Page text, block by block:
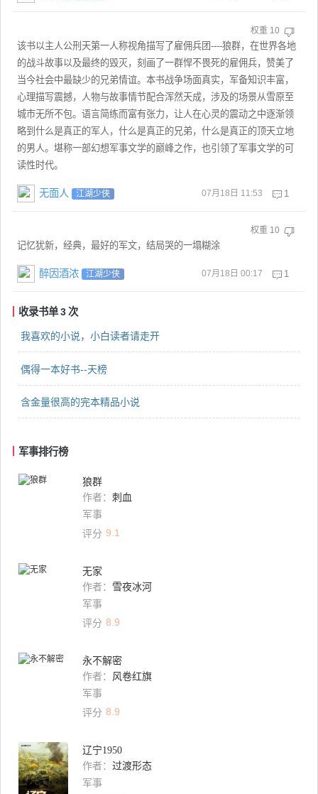
权重 10
该书以主人公刑天第一人称视角描写了雇佣兵团----狼群，在世界各地
的战斗故事以及最终的毁灭，刻画了一群悍不畏死的雇佣兵，赞美了
当今社会中最缺少的兄弟情谊。本书战争场面真实，军备知识丰富，
心理描写震撼，人物与故事情节配合浑然天成，涉及的场景从雪原至
城市无所不包。语言简练而富有张力，让人在心灵的震动之中逐渐领
略到什么是真正的军人，什么是真正的兄弟，什么是真正的顶天立地
的男人。堪称一部幻想军事文学的巅峰之作，也引领了军事文学的可
读性时代。
无面人 江湖少侠 07月18日 11:53 1
权重 10
记忆犹新，经典，最好的军文，结局哭的一塌糊涂
醉因酒浓 江湖少侠 07月18日 00:17 1
收录书单 3 次
我喜欢的小说，小白读者请走开
偶得一本好书--天榜
含金量很高的完本精品小说
军事排行榜
狼群
作者： 刺血
军事
评分 9.1
无家
作者： 雪夜冰河
军事
评分 8.9
永不解密
作者： 风卷红旗
军事
评分 8.9
辽宁1950
作者： 过渡形态
军事